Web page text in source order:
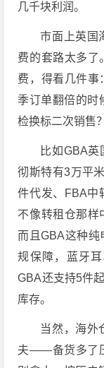
几千块利润。
市面上英国
费的套路太多了
费，得看几件事
季订单翻倍的时
检换标二次销售？
比如GBA英
彻斯特有3万平
件代发、FBA中
不像转租仓那样
而且GBA这种
规保障，蓝牙
GBA还支持5件
库存。
当然，海外
夫——备货多了